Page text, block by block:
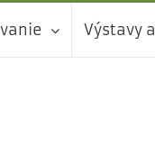
Výstavy